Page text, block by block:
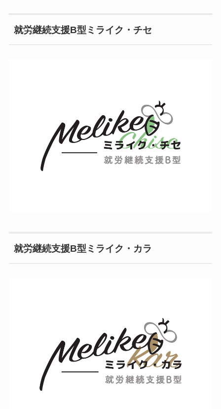
就労継続支援B型ミライク・チセ
就労継続支援B型ミライク・カラ